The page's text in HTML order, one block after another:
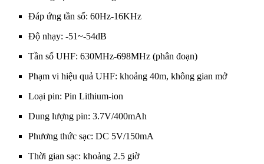
Đáp ứng tần số: 60Hz-16KHz
Độ nhạy: -51~-54dB
Tần số UHF: 630MHz-698MHz (phân đoạn)
Phạm vi hiệu quả UHF: khoảng 40m, không gian mở
Loại pin: Pin Lithium-ion
Dung lượng pin: 3.7V/400mAh
Phương thức sạc: DC 5V/150mA
Thời gian sạc: khoảng 2.5 giờ